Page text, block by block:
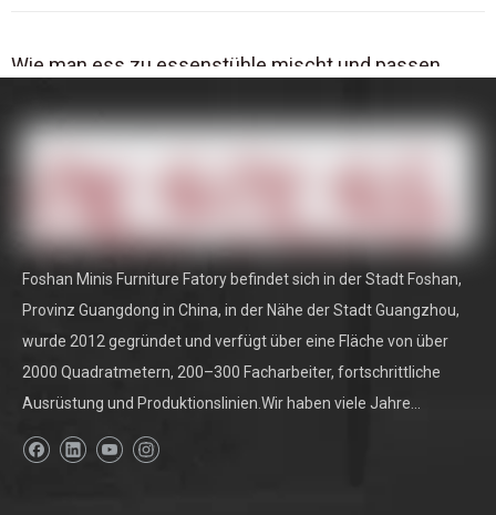
Wie man ess zu essenstühle mischt und passen
Das Einführung eines Esszimmers dient oft als Herz eines Hauses,
Wie groß sind Esszimmerstühle
sind ein wesentlicher Bestandteil des Esszimmererlebnisses. Die
richtige Stuhlhöhe sorgt für den Komfort, unterstützt die richtige
Haltung und ermöglicht eine reibungslose Interaktion mit dem
Esstisch.
2025 10-05
Foshan Minis Furniture Fatory befindet sich in der Stadt Foshan,
Provinz Guangdong in China, in der Nähe der Stadt Guangzhou,
wurde 2012 gegründet und verfügt über eine Fläche von über
2000 Quadratmetern, 200–300 Facharbeiter, fortschrittliche
Ausrüstung und Produktionslinien.Wir haben viele Jahre...